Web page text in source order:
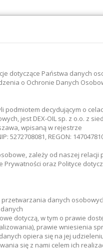
Transport paliw
dotyczące Państwa danych
o Ochronie Danych
podmiotem decydującym o
jest DEX-OIL sp. z o.o. z
wpisaną w rejestrze
5272708081, REGON:
zależy od naszej relacji
oraz Polityce
danych
dotyczą, w tym o prawie
prawie wniesienia
opiera się na jej
się z nami celem ich